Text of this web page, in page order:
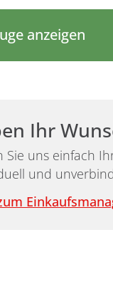
anzeigen
Ihr
Sie uns einfach
und